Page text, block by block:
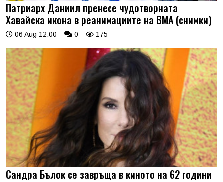
Патриарх Даниил пренесе чудотворната
Хавайска икона в реанимациите на ВМА (снимки)
06 Aug 12:00 0 175
Сандра Бълок се завръща в киното на 62 години